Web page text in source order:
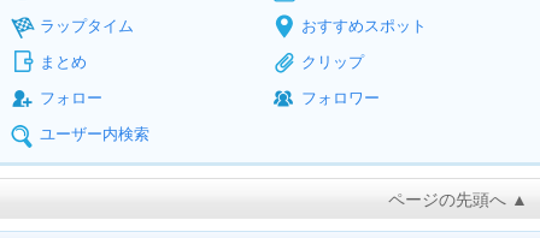
ラップタイム
おすすめスポット
まとめ
クリップ
フォロー
フォロワー
ユーザー内検索
ページの先頭へ ▲